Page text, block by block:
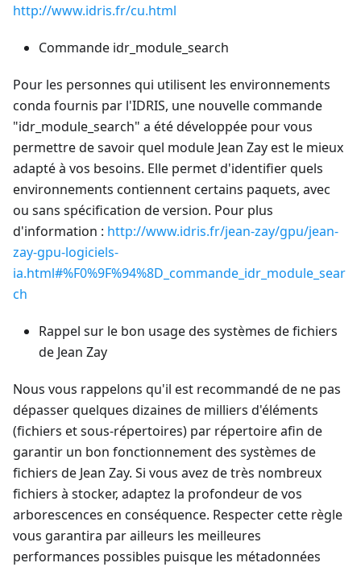
http://www.idris.fr/cu.html
Commande idr_module_search
Pour les personnes qui utilisent les environnements
conda fournis par l'IDRIS, une nouvelle commande
"idr_module_search" a été développée pour vous
permettre de savoir quel module Jean Zay est le mieux
adapté à vos besoins. Elle permet d'identifier quels
environnements contiennent certains paquets, avec
ou sans spécification de version. Pour plus
d'information : http://www.idris.fr/jean-zay/gpu/jean-
zay-gpu-logiciels-
ia.html#%F0%9F%94%8D_commande_idr_module_sear
ch
Rappel sur le bon usage des systèmes de fichiers
de Jean Zay
Nous vous rappelons qu'il est recommandé de ne pas
dépasser quelques dizaines de milliers d'éléments
(fichiers et sous-répertoires) par répertoire afin de
garantir un bon fonctionnement des systèmes de
fichiers de Jean Zay. Si vous avez de très nombreux
fichiers à stocker, adaptez la profondeur de vos
arborescences en conséquence. Respecter cette règle
vous garantira par ailleurs les meilleures
performances possibles puisque les métadonnées